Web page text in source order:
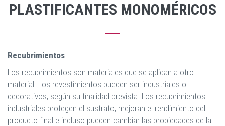
PLASTIFICANTES MONOMÉRICOS
Recubrimientos
Los recubrimientos son materiales que se aplican a otro
material. Los revestimientos pueden ser industriales o
decorativos, según su finalidad prevista. Los recubrimientos
industriales protegen el sustrato, mejoran el rendimiento del
producto final e incluso pueden cambiar las propiedades de la